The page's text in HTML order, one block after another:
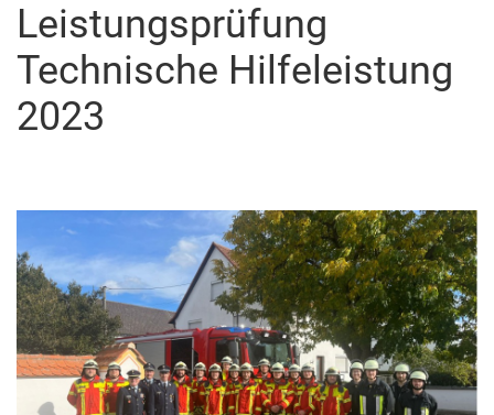
Leistungsprüfung
Technische Hilfeleistung
2023